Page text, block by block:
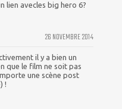
lien avecles big hero 6?
26 NOVEMBRE 2014
il y a bien un
que le film ne soit pas
une scène post
!